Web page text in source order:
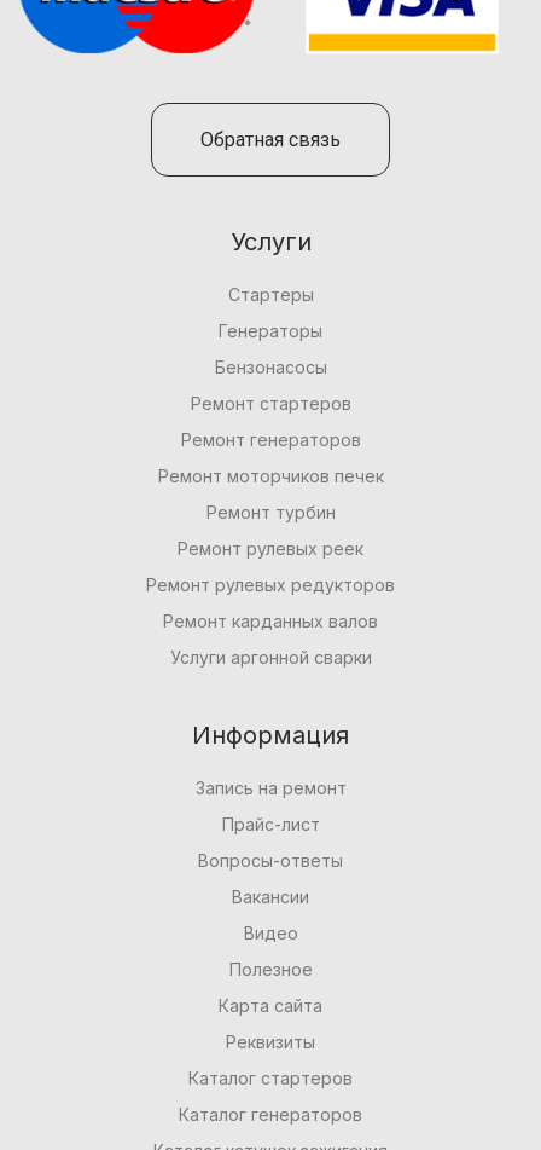
Обратная связь
Услуги
Стартеры
Генераторы
Бензонасосы
Ремонт стартеров
Ремонт генераторов
Ремонт моторчиков печек
Ремонт турбин
Ремонт рулевых реек
Ремонт рулевых редукторов
Ремонт карданных валов
Услуги аргонной сварки
Информация
Запись на ремонт
Прайс-лист
Вопросы-ответы
Вакансии
Видео
Полезное
Карта сайта
Реквизиты
Каталог стартеров
Каталог генераторов